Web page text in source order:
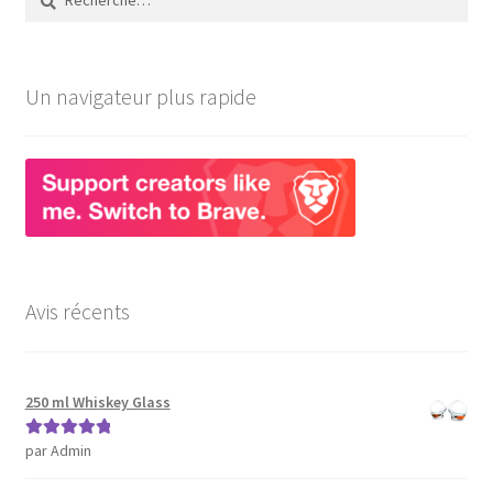
Un navigateur plus rapide
Avis récents
250 ml Whiskey Glass
Note5sur 5
par Admin